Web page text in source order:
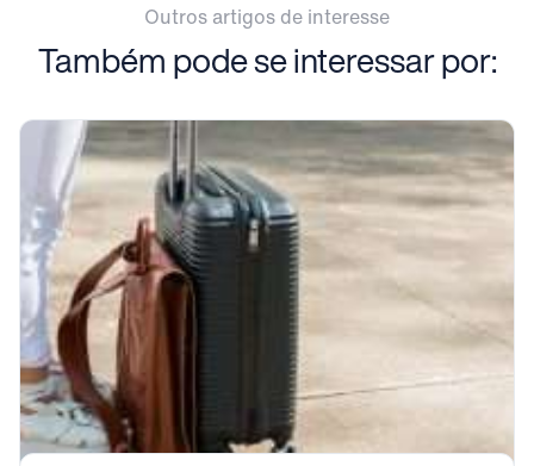
Outros artigos de interesse
Também pode se interessar por: